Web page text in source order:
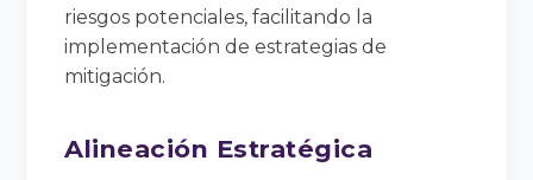
riesgos potenciales, facilitando la
implementación de estrategias de
mitigación.
Alineación Estratégica